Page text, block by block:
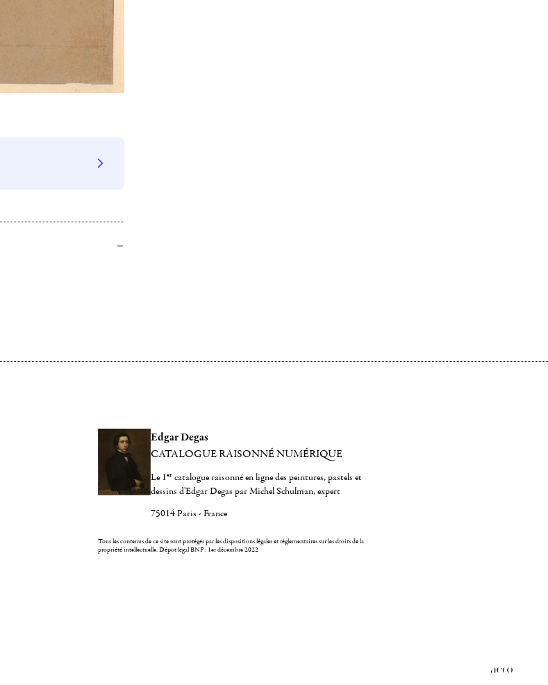
Edgar Degas
CATALOGUE RAISONNÉ NUMÉRIQUE
Le 1er catalogue raisonné en ligne des peintures, pastels et
dessins d'Edgar Degas par Michel Schulman, expert
75014 Paris - France
Tous les contenus de ce site sont protégés par les dispositions légales et réglementaires sur les droits de la
propriété intellectuelle.Dépot légal BNF : 1er décembre 2022